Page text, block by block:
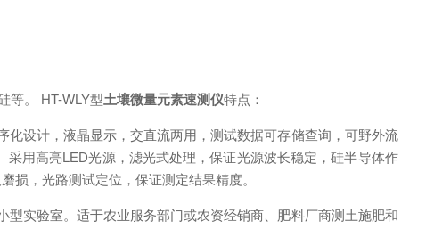
等。 HT-WLY型土壤微量元素速测仪特点：
化设计，液晶显示，交直流两用，测试数据可存储查询， 可野外流
采用高亮LED光源，滤光式处理，保证光源波长稳定，硅半导体作
损，光路测试定位，保证测定结果精度。
实验室。适于农业服务部门或农资经销商、肥料厂商测土施肥和